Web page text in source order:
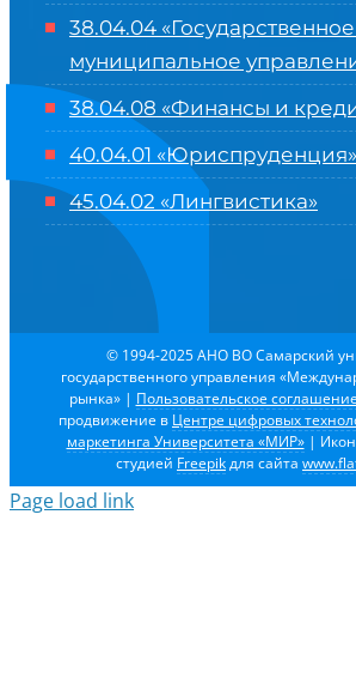
38.04.04
муниципальное
38.04.08 «Финансы и
40.04.01 «Юриспруденция»
45.04.02 «Лингвистика»
© 1994-2025 АНО ВО Самарский
государственного управления
рынка» | Пользовательское соглашение
продвижение в Центре цифровых
маркетинга Университета «МИР»|
студией Freepikдля сайта
Page load link